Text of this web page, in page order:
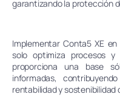
garantizando la protección
Implementar Conta5 XE
solo optimiza procesos
proporciona una base
informadas,
rentabilidad y sostenibilidad